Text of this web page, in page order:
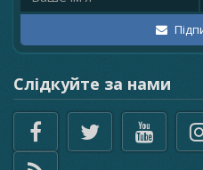
Слідкуйте за нами